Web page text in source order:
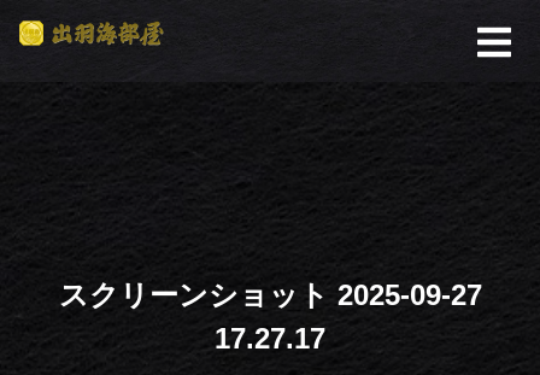
スクリーンショット 2025-09-27
17.27.17